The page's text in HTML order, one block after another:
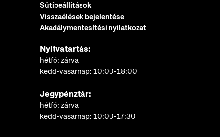
Sütibeállítások
Visszaélések bejelentése
Akadálymentesítési nyilatkozat
Nyitvatartás:
hétfő: zárva
kedd-vasárnap: 10:00-18:00
Jegypénztár:
hétfő: zárva
kedd-vasárnap: 10:00-17:30